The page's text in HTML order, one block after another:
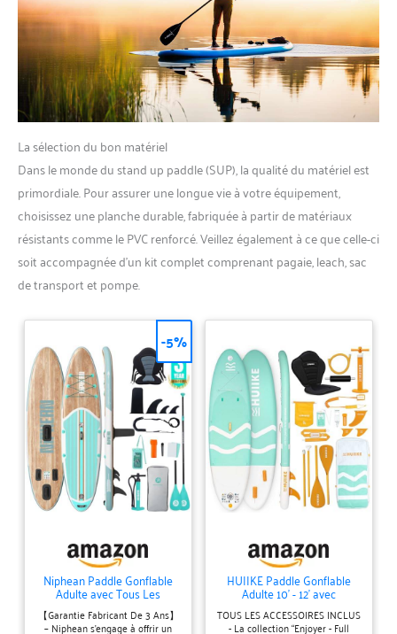
La sélection du bon matériel
Dans le monde du stand up paddle (SUP), la qualité du matériel est
primordiale. Pour assurer une longue vie à votre équipement,
choisissez une planche durable, fabriquée à partir de matériaux
résistants comme le PVC renforcé. Veillez également à ce que celle-ci
soit accompagnée d’un kit complet comprenant pagaie, leach, sac
de transport et pompe.
Niphean Paddle Gonflable
Adulte avec Tous Les
Accessoires, 320cm
Planches de Stand Up
【Garantie Fabricant De 3 Ans】
– Niphean s’engage à offrir un
-5%
HUIIKE Paddle Gonflable
Adulte 10' - 12' avec
Accessoires Inclus
TOUS LES ACCESSOIRES INCLUS
- La collection “Enjoyer - Full